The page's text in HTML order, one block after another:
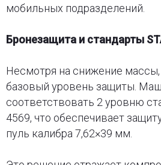
мобильных подразделений.
Бронезащита и стандарты
Несмотря на снижение массы,
базовый уровень защиты.
соответствовать 2 уровню
4569, что обеспечивает
пуль калибра 7,62×39 мм.